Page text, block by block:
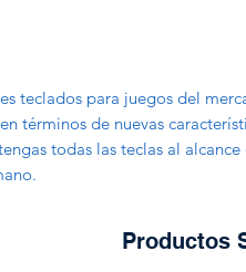
teclados para juegos del
términos de nuevas
todas las teclas al alcance
Productos